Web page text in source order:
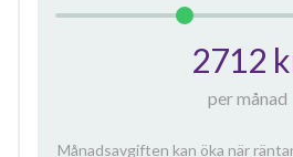
2712
per månad
Månadsavgiften kan öka när